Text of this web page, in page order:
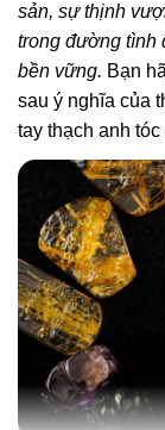
sản, sự thịnh
trong đường tình
bền vững. Bạn
sau ý nghĩa của
tay thạch anh